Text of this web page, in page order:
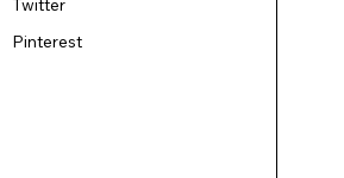
Twitter
Pinterest